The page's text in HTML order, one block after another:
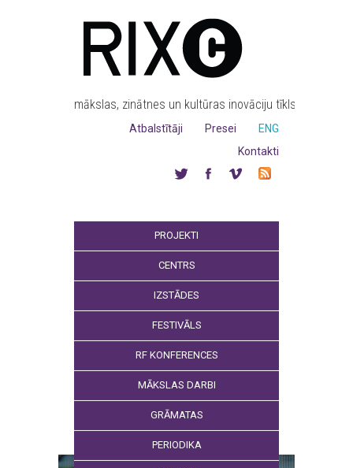
mākslas, zinātnes un kultūras inovāciju tīkls
ENG
Presei
Atbalstītāji
Kontakti
PROJEKTI
CENTRS
IZSTĀDES
FESTIVĀLS
RF KONFERENCES
MĀKSLAS DARBI
GRĀMATAS
PERIODIKA